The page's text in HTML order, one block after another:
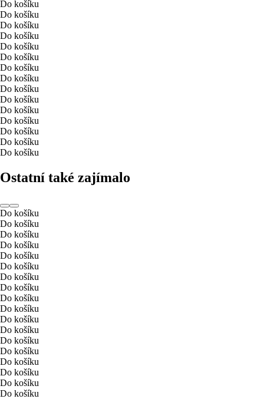
Do košíku
Do košíku
Do košíku
Do košíku
Do košíku
Do košíku
Do košíku
Do košíku
Do košíku
Do košíku
Do košíku
Do košíku
Do košíku
Do košíku
Do košíku
Ostatní také zajímalo
Do košíku
Do košíku
Do košíku
Do košíku
Do košíku
Do košíku
Do košíku
Do košíku
Do košíku
Do košíku
Do košíku
Do košíku
Do košíku
Do košíku
Do košíku
Do košíku
Do košíku
Do košíku